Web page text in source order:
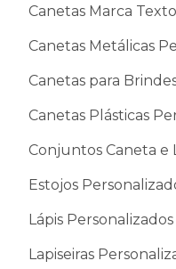
Canetas Marca
Canetas Metálicas
Canetas para
Canetas Plásticas
Conjuntos Caneta e
Estojos
Lápis Personalizados
Lapiseiras